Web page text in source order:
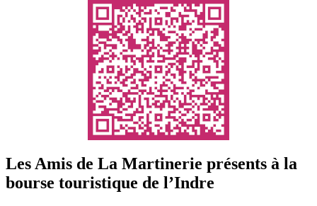
Les Amis de La Martinerie présents à la
bourse touristique de l’Indre